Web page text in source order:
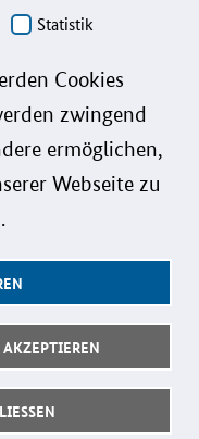
Geschlechter.
Statistik
Cookies
zwingend
ermöglichen,
Webseite zu